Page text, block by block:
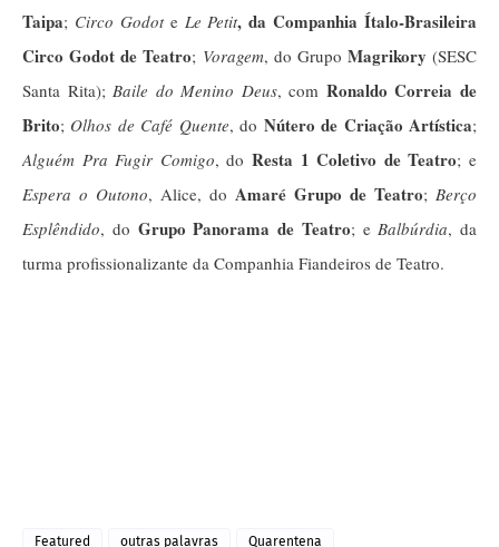
Taipa; Circo Godote Le Petit, da Companhia Ítalo-Brasileira
Circo Godot de Teatro; Voragem, do Grupo Magrikory (SESC
Santa Rita); Baile do Menino Deus, com Ronaldo Correia de
Brito; Olhos de Café Quente, do Nútero de Criação Artística;
Alguém Pra Fugir Comigo, doResta 1 Coletivo de Teatro; e
Espera o Outono, Alice, do Amaré Grupo de Teatro; Berço
Esplêndido, do Grupo Panorama de Teatro; e Balbúrdia, da
turma profissionalizante da Companhia Fiandeiros de Teatro.
Featured outras palavras Quarentena